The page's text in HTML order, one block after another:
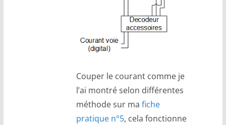
Couper le courant comme je
l’ai montré selon différentes
méthode sur ma fiche
pratique n°5, cela fonctionne